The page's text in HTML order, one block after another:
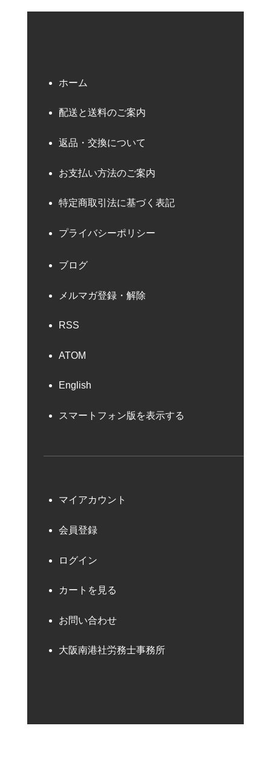
ホーム
配送と送料のご案内
返品・交換について
お支払い方法のご案内
特定商取引法に基づく表記
プライバシーポリシー
ブログ
メルマガ登録・解除
RSS
ATOM
English
スマートフォン版を表示する
マイアカウント
会員登録
ログイン
カートを見る
お問い合わせ
大阪南港社労務士事務所